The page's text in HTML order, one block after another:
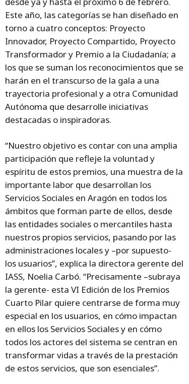
Este año, las categorías se han diseñado en
torno a cuatro conceptos: Proyecto
Innovador, Proyecto Compartido, Proyecto
Transformador y Premio a la Ciudadanía; a
los que se suman los reconocimientos que se
harán en el transcurso de la gala a una
trayectoria profesional y a otra Comunidad
Autónoma que desarrolle iniciativas
destacadas o inspiradoras.
“Nuestro objetivo es contar con una amplia
participación que refleje la voluntad y
espíritu de estos premios, una muestra de la
importante labor que desarrollan los
Servicios Sociales en Aragón en todos los
ámbitos que forman parte de ellos, desde
las entidades sociales o mercantiles hasta
nuestros propios servicios, pasando por las
administraciones locales y –por supuesto-
los usuarios”, explica la directora gerente del
IASS, Noelia Carbó. “Precisamente –subraya
la gerente- esta VI Edición de los Premios
Cuarto Pilar quiere centrarse de forma muy
especial en los usuarios, en cómo impactan
en ellos los Servicios Sociales y en cómo
todos los actores del sistema se centran en
transformar vidas a través de la prestación
de estos servicios, que son esenciales”.